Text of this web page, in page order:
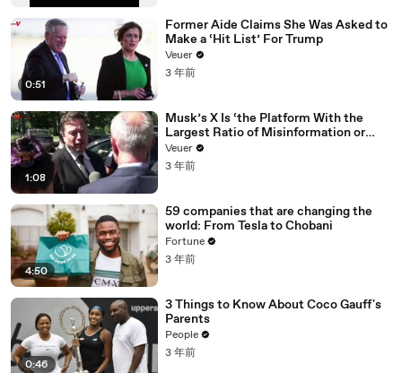
0:51
Former Aide Claims She Was Asked to
Make a ‘Hit List’ For Trump
Veuer
3 年前
1:08
Musk’s X Is ‘the Platform With the
Largest Ratio of Misinformation or
Disinformation’ Amongst All Social
Media Platforms
Veuer
3 年前
4:50
59 companies that are changing the
world: From Tesla to Chobani
Fortune
3 年前
0:46
3 Things to Know About Coco Gauff's
Parents
People
3 年前